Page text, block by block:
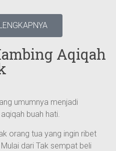
Aqiqah
umumnya menjadi
buah hati.
orang tua yang ingin ribet
dari Tak sempat beli